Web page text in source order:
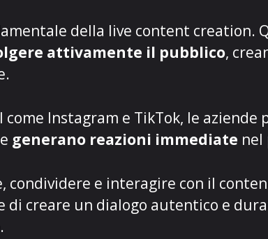
della live content creation.
attivamente il pubblico,
Instagram e TikTok, le aziende
generano reazioni immediate nel
condividere e interagire con il
di creare un dialogo autentico e